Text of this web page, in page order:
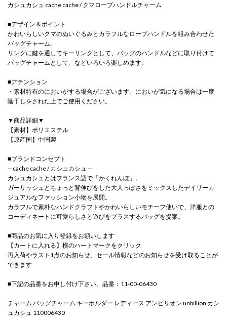
カシュカシュ cache cache / クマロープハンドルチャーム
■デザイン＆ポイント
かわいらしいクマのぬいぐるみとカラフルなロープハンドルを組み合わせた
バッグチャーム。
リングに鍵を通してキーリングとして、バッグのハンドルなどに取り付けて
バッグチャームとして、などいろいろ楽しめます。
■アテンション
・素材特有のにおいがする場合がございます。においが気になる場合は一度
陰干しをされた上でご使用ください。
▼商品詳細▼
【素材】ポリエステル
【原産国】中国製
■ブランドコンセプト
-- cache cache / カシュカシュ --
カシュカシュとはフランス語で「かくれんぼ」。
ガーリッシュとちょっと背伸びをした大人っぽさをミックスしたデイリーカ
ジュアルなファッション小物を展開。
カラフルで素朴なハンドクラフトやかわいらしいモチーフ使いで、洋服との
コーディネートに可愛らしさと遊びをプラスするバッグを提案。
■商品のお気に入り登録をお願いします
【カートに入れる】横のハートマークをクリック
再入荷やラスト1点のお知らせ、セール情報などのお知らせを受け取ることが
できます
■下記の品番をお申し付け下さい。品番：11-00-06430
チャーム バッグチャーム キーホルダー レディース アンビリオン unbillion カシ
ュカシュ 110006430